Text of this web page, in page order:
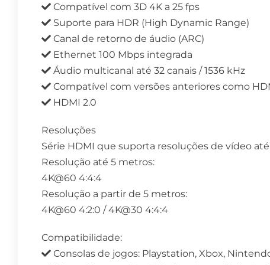
Compatível com 3D 4K a 25 fps
Suporte para HDR (High Dynamic Range)
Canal de retorno de áudio (ARC)
Ethernet 100 Mbps integrada
Áudio multicanal até 32 canais / 1536 kHz
Compatível com versões anteriores como
HDMI 2.0
Resoluções
Série HDMI que suporta resoluções de vídeo
Resolução até 5 metros:
4K@60 4:4:4
Resolução a partir de 5 metros:
4K@60 4:2:0 / 4K@30 4:4:4
Compatibilidade:
Consolas de jogos: Playstation, Xbox,